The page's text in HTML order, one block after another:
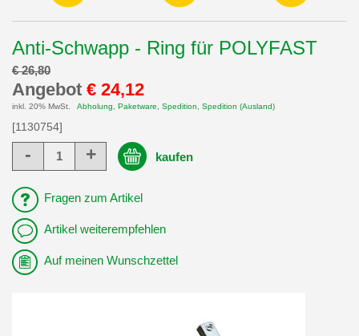
Anti-Schwapp - Ring für POLYFAST
€ 26,80
Angebot € 24,12
inkl. 20% MwSt. Abholung, Paketware, Spedition, Spedition (Ausland)
[1130754]
- + kaufen
Fragen zum Artikel
Artikel weiterempfehlen
Auf meinen Wunschzettel